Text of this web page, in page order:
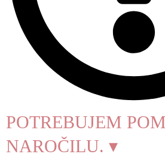
POTREBUJEM
NAROČILU. ▾